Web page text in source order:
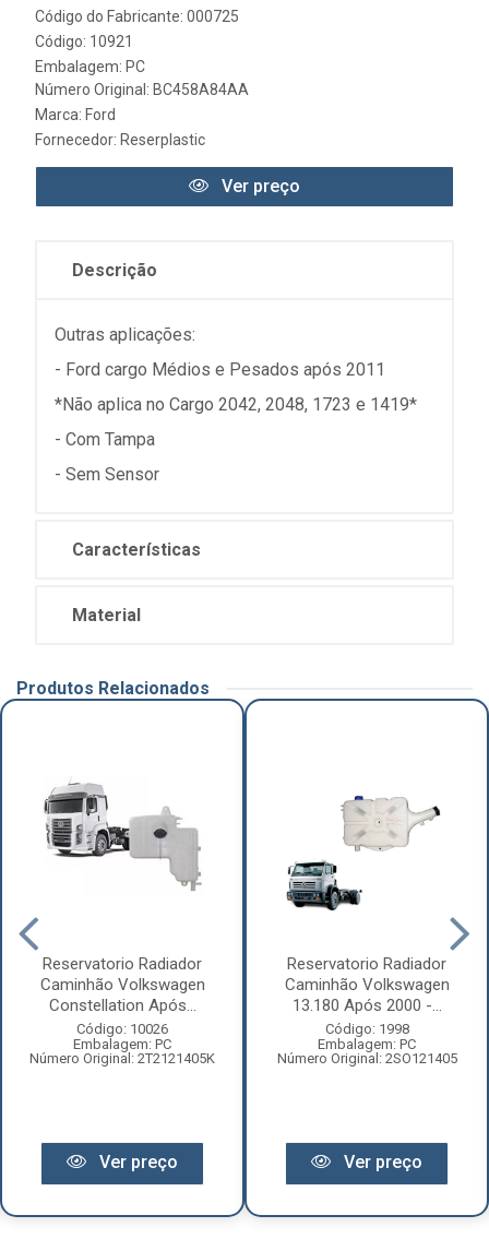
Código do Fabricante: 000725
Código: 10921
Embalagem: PC
Número Original: BC458A84AA
Marca: Ford
Fornecedor: Reserplastic
Ver preço
Descrição
Outras aplicações:
- Ford cargo Médios e Pesados após 2011
*Não aplica no Cargo 2042, 2048, 1723 e 1419*
- Com Tampa
- Sem Sensor
Características
Material
Produtos Relacionados
Reservatorio Radiador
Caminhão Volkswagen
Constellation Após...
Código: 10026
Embalagem: PC
Número Original: 2T2121405K
Ver preço
Reservatorio Radiador
Caminhão Volkswagen
13.180 Após 2000 -...
Código: 1998
Embalagem: PC
Número Original: 2SO121405
Ver preço